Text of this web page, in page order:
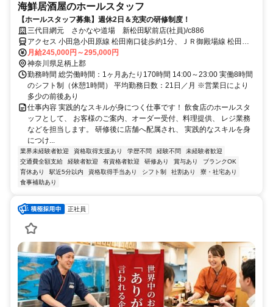
海鮮居酒屋のホールスタッフ
【ホールスタッフ募集】週休2日＆充実の研修制度！
三代目網元 さかなや道場 新松田駅前店(社員)/c886
アクセス 小田急小田原線 松田南口徒歩約1分、ＪＲ御殿場線 松田南
口徒歩約1分、小田急小田原線 新松田北口徒歩約1分
月給245,000円～295,000円
神奈川県足柄上郡
勤務時間 総労働時間：1ヶ月あたり170時間 14:00～23:00 実働8時間
のシフト制（休憩1時間） 平均勤務日数：21日／月 ※営業日により
多少の前後あり
仕事内容 実践的なスキルが身につく仕事です！ 飲食店のホールスタ
ッフとして、 お客様のご案内、オーダー受付、料理提供、 レジ業務
などを担当します。 研修後に店舗へ配属され、 実践的なスキルを身
につけ...
業界未経験者歓迎 資格取得支援あり 学歴不問 経験不問
未経験者歓迎
交通費全額支給
経験者歓迎 有資格者歓迎 研修あり 賞与あり
ブランクOK
育休あり
駅近5分以内 資格取得手当あり シフト制 社割あり
寮・社宅あり
食事補助あり
正社員